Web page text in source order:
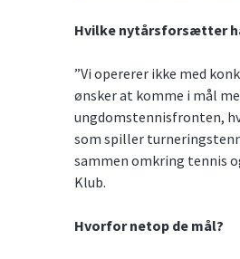
Hvilke nytårsforsætter
”Vi opererer ikke med
ønsker at komme i mål
ungdomstennisfronten,
som spiller
sammen omkring tennis
Klub.
Hvorfor netop de mål?